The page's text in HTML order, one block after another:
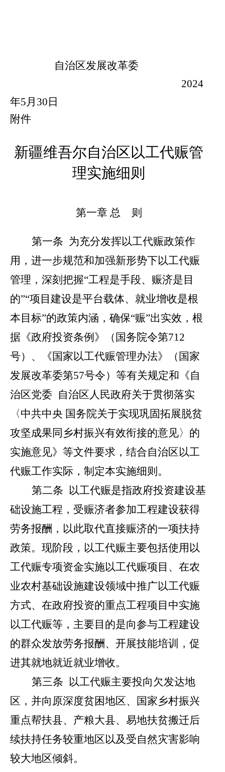
自治区发展改革委
2024
年5月 30 日
附件
新疆维吾尔自治区以工代赈管
理实施细则
第一章 总 则
第一条 为充分发挥以工代赈政策作
用，进一步规范和加强新形势下以工代赈
管理， 深刻把握“工程是手段、赈济是目
的”“项目建设是平台载体、就业增收是根
本目标”的政策内涵， 确保“赈”出实效， 根
据 《政府投资条例》 （国务院令第712
号）、 《国家以工代赈管理办法》
（国家
发展改革委第57号令） 等有关规定和《自
治区党委 自治区人民政府关于贯彻落实
〈中共中央 国务院关于实现巩固拓展脱贫
攻坚成果同乡村振兴有效衔接的意见〉的
实施意见》等文件要求 ， 结合自治区以工
代赈工作实际， 制定本实施细则。
第二条
以工代赈是指政府投资建设基
础设施工程，受赈济者参加工程建设获得
劳务报酬，以此取代直接赈济的一项扶持
政策。现阶段， 以工代赈主要包括使用以
工代赈专项资金实施以工代赈项目、在农
业农村基础设施建设领域中推广以工代赈
方式、在政府投资的重点工程项目中实施
以工代赈等，主要目的是向参与工程建设
的群众发放劳务报酬、开展技能培训，促
进其就地就近就业增收。
第三条
以工代赈主要投向欠发达地
区，并向原深度贫困地区、国家乡村振兴
重点帮扶县、产粮大县、易地扶贫搬迁后
续扶持任务较重地区以及受自然灾害影响
较大地区倾斜。